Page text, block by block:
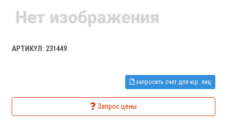
АРТИКУЛ: 231449
запросить счет для юр. лиц
Запрос цены